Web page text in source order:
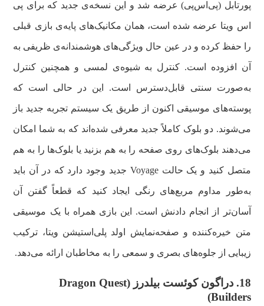
پورتابل (پی‌اس‌پی) عرضه شد و این نسخه‌ی جدید که برای پی
اس ویتا عرضه شده است، همان مکانیک‌های پایه‌ی بازی قبلی
را حفظ کرده و در عین حال ویژگی‌های هوشمندانه‌ی ظریفی به
آن افزوده است. کنترل‌ به شیوه‌ی لمسی و همچنین کنترل
به‌صورت سنتی‌ قابل‌دسترس است. این در حالی است که
پوسته‌های موسیقی اکنون از طریق یک سیستم تجربه جدید باز
می‌شوند. دو بلوک کاملاً جدید معرفی شده‌اند که به شما امکان
می‌دهند بلوک‌های روی صفحه را به هم بزنید یا بلوک‌ها را به هم
متصل کنید و یک حالت Voyage جدید وجود دارد که در آن باید
به‌طور مداوم مربع‌های رنگی ایجاد کنید که قطعاً گفتن آن
آسان‌تر از انجام دادنش است. این بازی همراه با یک موسیقی
متن خیره‌کننده و صفحه‌نمایش اولد پلی‌استیشن ویتا، ترکیب
زیبایی از جلوه‌های بصری و سمعی را به مخاطبان ارائه می‌دهد.
18. دراگون کوئست بیلدرز (Dragon Quest
Builders
)